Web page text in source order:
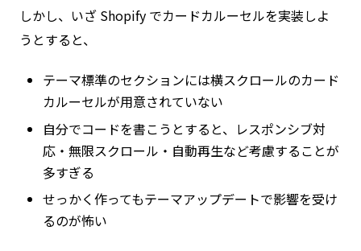
しかし、いざ Shopify でカードカルーセルを実装しよ
うとすると、
テーマ標準のセクションには横スクロールのカード
カルーセルが用意されていない
自分でコードを書こうとすると、レスポンシブ対
応・無限スクロール・自動再生など考慮することが
多すぎる
せっかく作ってもテーマアップデートで影響を受け
るのが怖い